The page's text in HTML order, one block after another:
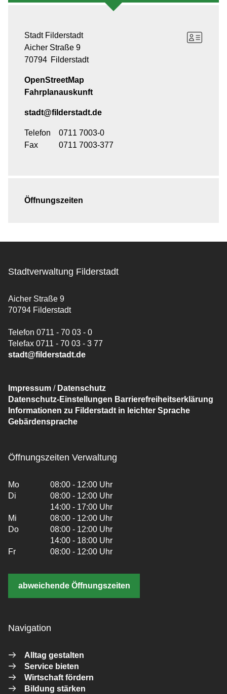
Stadt Filderstadt
Aicher Straße 9
70794 Filderstadt
OpenStreetMap
Fahrplanauskunft
stadt@filderstadt.de
Telefon
0711 7003-0
Fax
0711 7003-377
Öffnungszeiten
Stadtverwaltung Filderstadt
Aicher Straße 9
70794 Filderstadt
Telefon 0711 - 70 03 - 0
Telefax 0711 - 70 03 - 3 77
stadt@filderstadt.de
Impressum / Datenschutz
Datenschutz-Einstellungen Barrierefreiheitserklärung
Informationen zu Filderstadt in leichter Sprache
Gebärdensprache
Öffnungszeiten Verwaltung
Mo
08:00 - 12:00 Uhr
Di
08:00 - 12:00 Uhr
14:00 - 17:00 Uhr
Mi
08:00 - 12:00 Uhr
Do
08:00 - 12:00 Uhr
14:00 - 18:00 Uhr
Fr
08:00 - 12:00 Uhr
abweichende Öffnungszeiten
Navigation
Alltag gestalten
Service bieten
Wirtschaft fördern
Bildung stärken